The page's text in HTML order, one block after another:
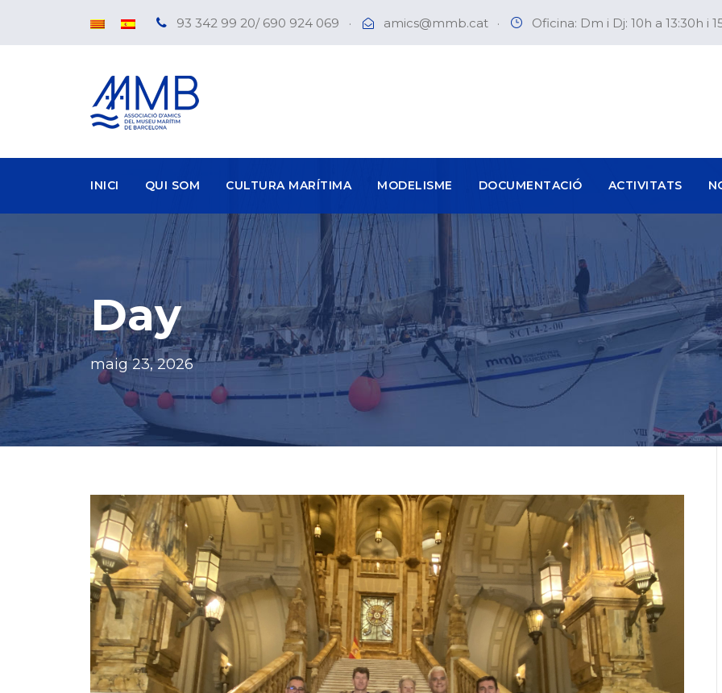
93 342 99 20/ 690 924 069 · amics@mmb.cat · Oficina: Dm i Dj: 10h a 13:30h i
INICI QUI SOM CULTURA MARÍTIMA MODELISME DOCUMENTACIÓ ACTIVITATS
Day
maig 23, 2026